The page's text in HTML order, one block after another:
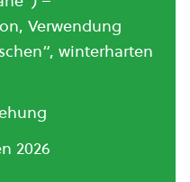
Verwendung
winterharten
2026